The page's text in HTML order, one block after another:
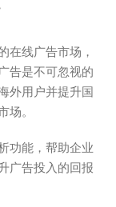
在线广告市场，
告是不可忽视的
外用户并提升国
场。
功能，帮助企业
广告投入的回报